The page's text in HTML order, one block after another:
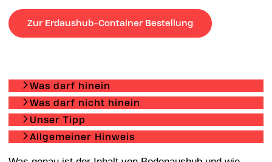
Zur Erdaushub-Container Bestellung
Was darf hinein
Was darf nicht hinein
Unser Tipp
Allgemeiner Hinweis